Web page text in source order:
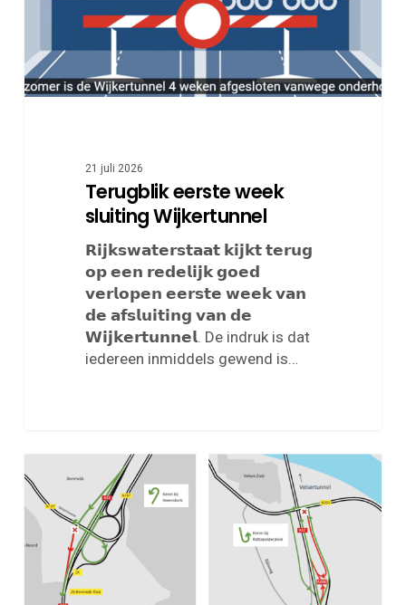
21 juli 2026
Terugblik eerste week
sluiting Wijkertunnel
𝗥𝗶𝗷𝗸𝘀𝘄𝗮𝘁𝗲𝗿𝘀𝘁𝗮𝗮𝘁 𝗸𝗶𝗷𝗸𝘁 𝘁𝗲𝗿𝘂𝗴
𝗼𝗽 𝗲𝗲𝗻 𝗿𝗲𝗱𝗲𝗹𝗶𝗷𝗸 𝗴𝗼𝗲𝗱
𝘃𝗲𝗿𝗹𝗼𝗽𝗲𝗻 𝗲𝗲𝗿𝘀𝘁𝗲 𝘄𝗲𝗲𝗸 𝘃𝗮𝗻
𝗱𝗲 𝗮𝗳𝘀𝗹𝘂𝗶𝘁𝗶𝗻𝗴 𝘃𝗮𝗻 𝗱𝗲
𝗪𝗶𝗷𝗸𝗲𝗿𝘁𝘂𝗻𝗻𝗲𝗹. De indruk is dat
iedereen inmiddels gewend is…
tijdens
zomersluiting
de
Wijkertunnel